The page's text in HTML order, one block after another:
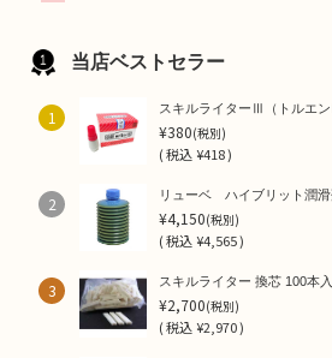
当店ベストセラー
1 スキルライターⅢ（トルエ
¥380(税別)
(税込¥418 )
2 リューベ ハイブリット潤
¥4,150(税別)
(税込¥4,565 )
3 スキルライター 換芯 100本
¥2,700(税別)
(税込¥2,970 )